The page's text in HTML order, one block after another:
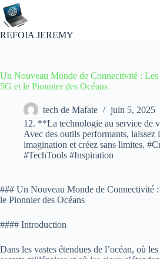
Passer
au
contenu
REFOIA JEREMY
Un Nouveau Monde de Connectivité :
5G et le Pionnier des Océans
tech de Mafate
juin 5, 2025
12. **La technologie au service de
Avec des outils performants, laissez
imagination et créez sans limites.
#TechTools #Inspiration
### Un Nouveau Monde de Connectivité
le Pionnier des Océans
#### Introduction
Dans les vastes étendues de l’océan, où